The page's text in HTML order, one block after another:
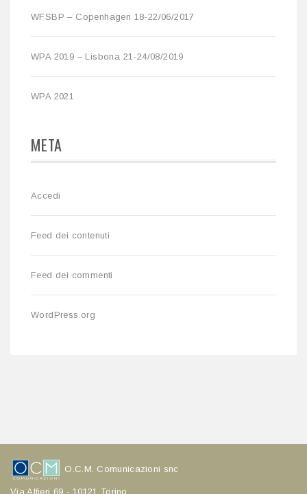
WFSBP – Copenhagen 18-22/06/2017
WPA 2019 – Lisbona 21-24/08/2019
WPA 2021
META
Accedi
Feed dei contenuti
Feed dei commenti
WordPress.org
O.C.M. Comunicazioni snc
Via Alfieri 69 - 10121 Torino